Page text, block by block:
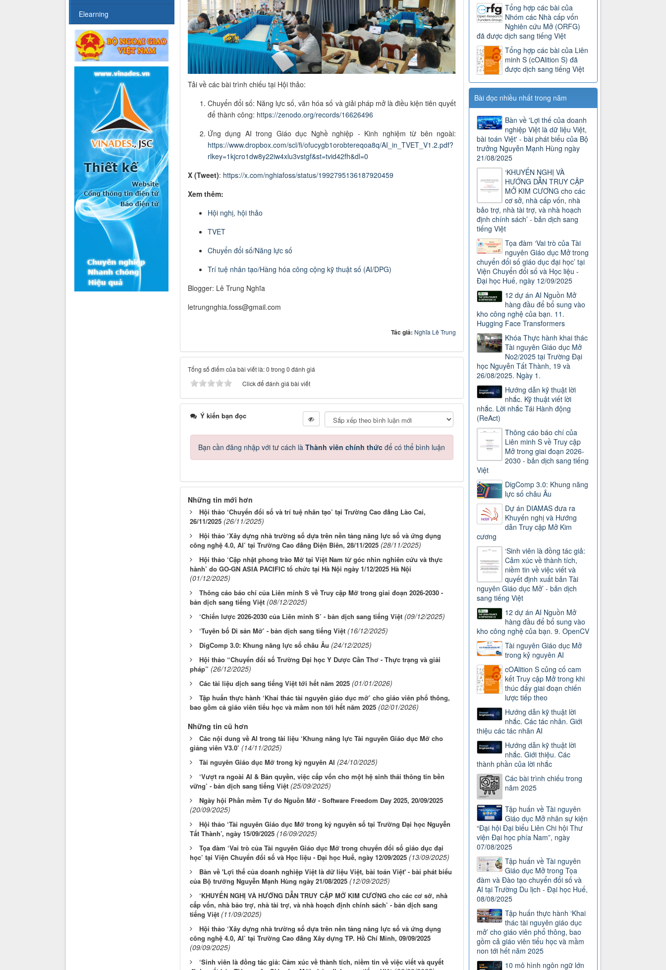
Tải về các bài trình chiếu tại Hội thảo:
Chuyển đổi số: Năng lực số, văn hóa số và giải pháp mở là điều kiện tiên quyết
để thành công: https://zenodo.org/records/16626496
Ứng dụng AI trong Giáo dục Nghề nghiệp - Kinh nghiệm từ bên ngoài:
https://www.dropbox.com/scl/fi/ofucygb1orobtereqoa8q/AI_in_TVET_V1.2.pdf?
rlkey=1kjcro1dw8y22iw4xlu3vstgf&st=tvid42fh&dl=0
X (Tweet): https://x.com/nghiafoss/status/1992795136187920459
Xem thêm:
Hội nghị, hội thảo
TVET
Chuyển đổi số/Năng lực số
Trí tuệ nhân tạo/Hàng hóa công cộng kỹ thuật số (AI/DPG)
Blogger: Lê Trung Nghĩa
letrungnghia.foss@gmail.com
Tác giả: Nghĩa Lê Trung
Tổng số điểm của bài viết là: 0 trong 0 đánh giá
Click để đánh giá bài viết
Ý kiến bạn đọc
Bạn cần đăng nhập với tư cách là Thành viên chính thứcđể có thể bình luận
Những tin mới hơn
Hội thảo ‘Chuyển đổi số và trí tuệ nhân tạo’ tại Trường Cao đẳng Lào Cai,
26/11/2025 (26/11/2025)
Hội thảo ‘Xây dựng nhà trường số dựa trên nền tảng năng lực số và ứng dụng
công nghệ 4.0, AI’ tại Trường Cao đẳng Điện Biên, 28/11/2025 (28/11/2025)
Hội thảo ‘Cập nhật phong trào Mở tại Việt Nam từ góc nhìn nghiên cứu và thực
hành’ do GO-GN ASIA PACIFIC tổ chức tại Hà Nội ngày 1/12/2025 Hà Nội
(01/12/2025)
Thông cáo báo chí của Liên minh S về Truy cập Mở trong giai đoạn 2026-2030 -
bản dịch sang tiếng Việt (08/12/2025)
‘Chiến lược 2026-2030 của Liên minh S’ - bản dịch sang tiếng Việt (09/12/2025)
‘Tuyên bố Di sản Mở’ - bản dịch sang tiếng Việt (16/12/2025)
DigComp 3.0: Khung năng lực số châu Âu (24/12/2025)
Hội thảo “Chuyển đổi số Trường Đại học Y Dược Cần Thơ - Thực trạng và giải
pháp” (26/12/2025)
Các tài liệu dịch sang tiếng Việt tới hết năm 2025 (01/01/2026)
Tập huấn thực hành ‘Khai thác tài nguyên giáo dục mở’ cho giáo viên phổ thông,
bao gồm cả giáo viên tiểu học và mầm non tới hết năm 2025 (02/01/2026)
Những tin cũ hơn
Các nội dung về AI trong tài liệu ‘Khung năng lực Tài nguyên Giáo dục Mở cho
giảng viên V3.0’ (14/11/2025)
Tài nguyên Giáo dục Mở trong kỷ nguyên AI (24/10/2025)
‘Vượt ra ngoài AI & Bản quyền, việc cấp vốn cho một hệ sinh thái thông tin bền
vững’ - bản dịch sang tiếng Việt (25/09/2025)
Ngày hội Phần mềm Tự do Nguồn Mở - Software Freedom Day 2025, 20/09/2025
(20/09/2025)
Hội thảo ‘Tài nguyên Giáo dục Mở trong kỷ nguyên số tại Trường Đại học Nguyễn
Tất Thành’, ngày 15/09/2025 (16/09/2025)
Tọa đàm ‘Vai trò của Tài nguyên Giáo dục Mở trong chuyển đổi số giáo dục đại
học’ tại Viện Chuyển đổi số và Học liệu - Đại học Huế, ngày 12/09/2025 (13/09/2025)
Bàn về 'Lợi thế của doanh nghiệp Việt là dữ liệu Việt, bài toán Việt' - bài phát biểu
của Bộ trưởng Nguyễn Mạnh Hùng ngày 21/08/2025 (12/09/2025)
‘KHUYẾN NGHỊ VÀ HƯỚNG DẪN TRUY CẬP MỞ KIM CƯƠNG cho các cơ sở, nhà
cấp vốn, nhà bảo trợ, nhà tài trợ, và nhà hoạch định chính sách’ - bản dịch sang
tiếng Việt (11/09/2025)
Hội thảo ‘Xây dựng nhà trường số dựa trên nền tảng năng lực số và ứng dụng
công nghệ 4.0, AI’ tại Trường Cao đẳng Xây dựng TP. Hồ Chí Minh, 09/09/2025
(09/09/2025)
‘Sinh viên là đồng tác giả: Cảm xúc về thành tích, niềm tin về việc viết và quyết
Tổng hợp các bài của
Nhóm các Nhà cấp vốn
Nghiên cứu Mở (ORFG)
đã được dịch sang tiếng Việt
Tổng hợp các bài của Liên
minh S (cOAlition S) đã
được dịch sang tiếng Việt
Bài đọc nhiều nhất trong năm
Bàn về 'Lợi thế của doanh
nghiệp Việt là dữ liệu Việt,
bài toán Việt' - bài phát biểu của Bộ
trưởng Nguyễn Mạnh Hùng ngày
21/08/2025
‘KHUYẾN NGHỊ VÀ
HƯỚNG DẪN TRUY CẬP
MỞ KIM CƯƠNG cho các
cơ sở, nhà cấp vốn, nhà
bảo trợ, nhà tài trợ, và nhà hoạch
định chính sách’ - bản dịch sang
tiếng Việt
Tọa đàm ‘Vai trò của Tài
nguyên Giáo dục Mở trong
chuyển đổi số giáo dục đại học’ tại
Viện Chuyển đổi số và Học liệu -
Đại học Huế, ngày 12/09/2025
12 dự án AI Nguồn Mở
hàng đầu để bổ sung vào
kho công nghệ của bạn. 11.
Hugging Face Transformers
Khóa Thực hành khai thác
Tài nguyên Giáo dục Mở
No2/2025 tại Trường Đại
học Nguyễn Tất Thành, 19 và
26/08/2025. Ngày 1.
Hướng dẫn kỹ thuật lời
nhắc. Kỹ thuật viết lời
nhắc. Lời nhắc Tái Hành động
(ReAct)
Thông cáo báo chí của
Liên minh S về Truy cập
Mở trong giai đoạn 2026-
2030 - bản dịch sang tiếng
Việt
DigComp 3.0: Khung năng
lực số châu Âu
Dự án DIAMAS đưa ra
Khuyến nghị và Hướng
dẫn Truy cập Mở Kim
cương
‘Sinh viên là đồng tác giả:
Cảm xúc về thành tích,
niềm tin về việc viết và
quyết định xuất bản Tài
nguyên Giáo dục Mở’ - bản dịch
sang tiếng Việt
12 dự án AI Nguồn Mở
hàng đầu để bổ sung vào
kho công nghệ của bạn. 9. OpenCV
Tài nguyên Giáo dục Mở
trong kỷ nguyên AI
cOAlition S củng cố cam
kết Truy cập Mở trong khi
thúc đẩy giai đoạn chiến
lược tiếp theo
Hướng dẫn kỹ thuật lời
nhắc. Các tác nhân. Giới
thiệu các tác nhân AI
Hướng dẫn kỹ thuật lời
nhắc. Giới thiệu. Các
thành phần của lời nhắc
Các bài trình chiếu trong
năm 2025
Tập huấn về Tài nguyên
Giáo dục Mở nhân sự kiện
“Đại hội Đại biểu Liên Chi hội Thư
viện Đại học phía Nam”, ngày
07/08/2025
Tập huấn về Tài nguyên
Giáo dục Mở trong Tọa
đàm và Đào tạo chuyển đổi số và
AI tại Trường Du lịch - Đại học Huế,
08/08/2025
Tập huấn thực hành ‘Khai
thác tài nguyên giáo dục
mở’ cho giáo viên phổ thông, bao
gồm cả giáo viên tiểu học và mầm
non tới hết năm 2025
10 mô hình ngôn ngữ lớn
Elearning